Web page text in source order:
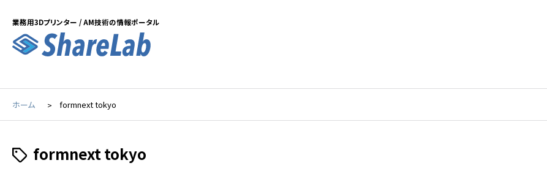
業務用3Dプリンター / AM技術の情報ポータル
ホーム formnext tokyo
formnext tokyo